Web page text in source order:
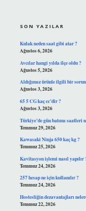
SON YAZILAR
Kulak neden saat gibi atar ?
Ağustos 6, 2026
Avcılar hangi yılda ilçe oldu ?
Ağustos 5, 2026
Aldığımız ürünle ilgili bir
Ağustos 3, 2026
65 5 CG kaç cc’dir ?
Ağustos 3, 2026
Türkiye’de gün batımı saatleri
Temmuz 29, 2026
Kawasaki Ninja 650 kaç kg ?
Temmuz 25, 2026
Kavitasyon işlemi nasıl yapılır
Temmuz 24, 2026
257 hesap ne için kullanılır ?
Temmuz 24, 2026
Hostesliğin dezavantajları
Temmuz 22, 2026